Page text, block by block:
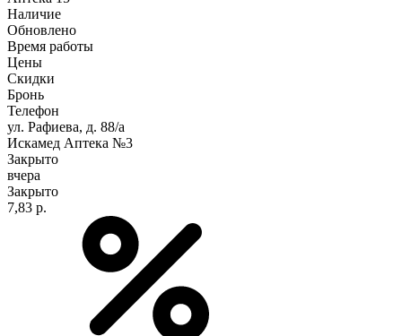
Наличие
Обновлено
Время работы
Цены
Скидки
Бронь
Телефон
ул. Рафиева, д. 88/а
Искамед Аптека №3
Закрыто
вчера
Закрыто
7,83 р.